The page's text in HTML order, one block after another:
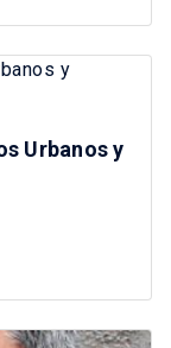
Urbanos y